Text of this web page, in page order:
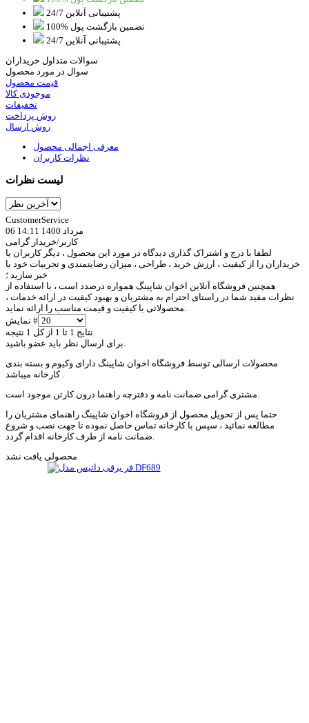
پشتیبانی آنلاین 24/7
100% تضمین بازگشت پول
پشتیبانی آنلاین 24/7
سوالات متداول خریداران
سوال در مورد محصول
قیمت محصول
موجودی کالا
تخفیفات
روش پرداخت
روش ارسال
معرفی اجمالی محصول
نظرات کاربران
لیست نظرات
CustomerService
06 مرداد 1400 14:11
کاربر/خریدار گرامی
لطفا با درج و اشتراک گذاری دیدگاه در مورد این محصول ، دیگر کاربران یا
خریداران را از کیفیت ، ارزش خرید ، طراحی ، میزان رضایتمندی و تجربیات خود با
خبر سازید ؛
همچنین فروشگاه آنلاین اخوان شاپینگ همواره درصدد است ، با استفاده از
نظرات مفید شما در راستای احترام به مشتریان و بهبود کیفیت در ارائه خدمات ،
نمایش #
نتایج 1 تا 1 از کل 1 نتیجه
محصولات ارسالی توسط فروشگاه اخوان شاپینگ دارای وکیوم و بسته بندی
کارخانه میباشد .
حتما پس از تحویل محصول از فروشگاه اخوان شاپینگ راهنمای مشتریان را
مطالعه نمائید ، سپس با کارخانه تماس حاصل نموده تا جهت نصب و شروع
محصولی یافت نشد